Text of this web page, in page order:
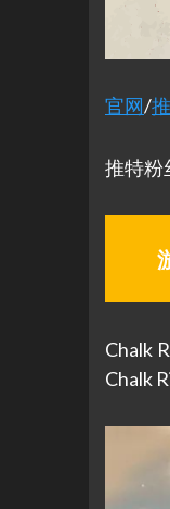
官网/
推特粉
Chalk
Chalk